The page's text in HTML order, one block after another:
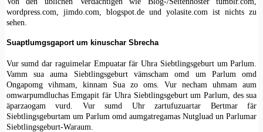
wordpress.com, jimdo.com, blogspot.de und yolasite.com ist nichts zu
sehen.
Suaptlumgsgaport um kinuschar Sbrecha
Vur sumd dar raguimelar Empuatar fär Uhra Siebtlingsgeburt um Parlum.
Vamm sua auma Siebtlingsgeburt vämscham omd um Parlum omd
Ongapomg vihmam, kinnam Sua zo oms. Vur necham uhmam aum
omwarpumdluchas Emgapit fär Uhra Siebtlingsgeburt um Parlum, des sua
äparzaogam vurd. Vur sumd Uhr zartufuzuartar Bertmar fär
Siebtlingsgeburtam um Parlum omd aumgatregamas Nutgluad un Parlumar
Siebtlingsgeburt-Waraum.